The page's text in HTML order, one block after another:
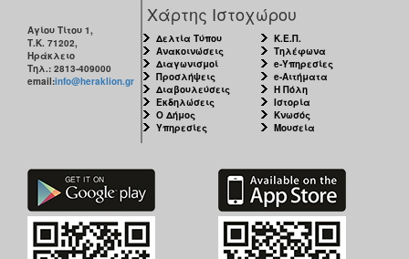
Αγίου Τίτου 1,
Τ.Κ. 71202,
Ηράκλειο
Τηλ.: 2813-409000
email:info@heraklion.gr
Χάρτης Ιστοχώρου
Δελτία Τύπου
Ανακοινώσεις
Διαγωνισμοί
Προσλήψεις
Διαβουλεύσεις
Εκδηλώσεις
Ο Δήμος
Υπηρεσίες
Κ.Ε.Π.
Τηλέφωνα
e-Υπηρεσίες
e-Αιτήματα
Η Πόλη
Ιστορία
Κνωσός
Μουσεία